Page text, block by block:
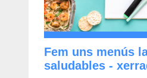
Fem uns menús
saludables -